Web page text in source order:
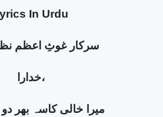
In Urdu
سرکار غوثِ اعظم
خدارا،
میرا خالی کاسہ بھر دو